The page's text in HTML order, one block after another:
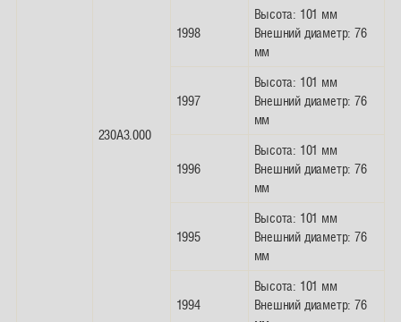
230A3.000
1998
Высота: 101 мм
Внешний диаметр: 76
мм
1997
Высота: 101 мм
Внешний диаметр: 76
мм
1996
Высота: 101 мм
Внешний диаметр: 76
мм
1995
Высота: 101 мм
Внешний диаметр: 76
мм
1994
Высота: 101 мм
Внешний диаметр: 76